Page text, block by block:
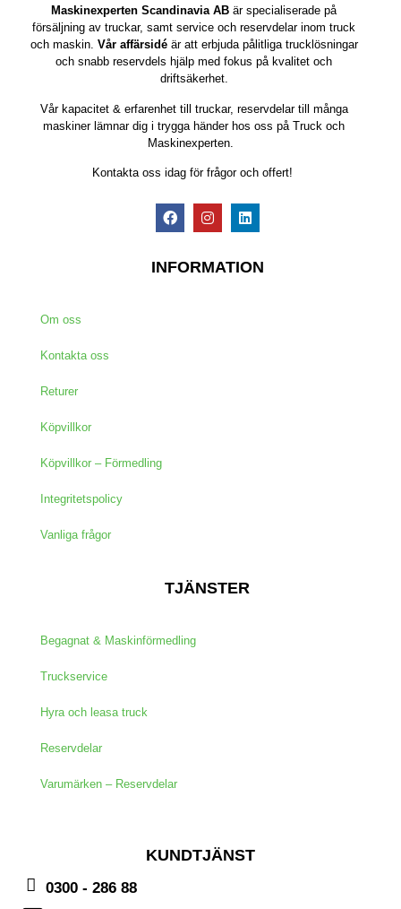
Maskinexperten Scandinavia AB är specialiserade på
försäljning av truckar, samt service och reservdelar inom truck
och maskin. Vår affärsidéär att erbjuda pålitliga trucklösningar
och snabb reservdels hjälp med fokus på kvalitet och
driftsäkerhet.
Vår kapacitet & erfarenhet till truckar, reservdelar till många
maskiner lämnar dig i trygga händer hos oss på Truck och
Maskinexperten.
Kontakta oss idag för frågor och offert!
INFORMATION
Om oss
Kontakta oss
Returer
Köpvillkor
Köpvillkor – Förmedling
Integritetspolicy
Vanliga frågor
TJÄNSTER
Begagnat & Maskinförmedling
Truckservice
Hyra och leasa truck
Reservdelar
Varumärken – Reservdelar
KUNDTJÄNST
0300 - 286 88